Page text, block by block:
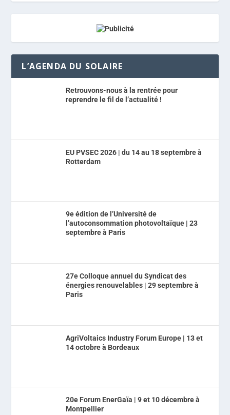
L’AGENDA DU SOLAIRE
Retrouvons-nous à la rentrée pour
reprendre le fil de l’actualité !
EU PVSEC 2026 | du 14 au 18 septembre à
Rotterdam
9e édition de l’Université de
l’autoconsommation photovoltaïque | 23
septembre à Paris
27e Colloque annuel du Syndicat des
énergies renouvelables | 29 septembre à
Paris
AgriVoltaics Industry Forum Europe | 13 et
14 octobre à Bordeaux
20e Forum EnerGaïa | 9 et 10 décembre à
Montpellier